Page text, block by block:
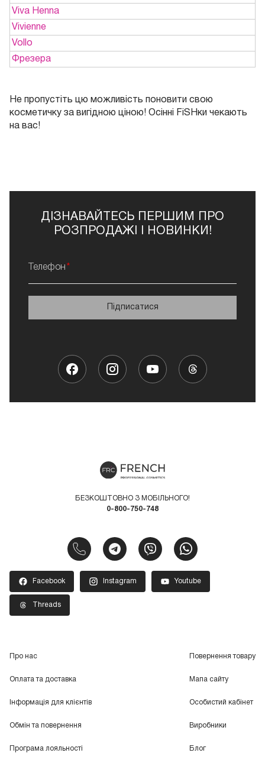
Viva Henna
Vivienne
Vollo
Фрезера
Не пропустіть цю можливість поновити свою
косметичку за вигідною ціною! Осінні FiSHки чекають
на вас!
ДІЗНАВАЙТЕСЬ ПЕРШИМ ПРО
РОЗПРОДАЖІ І НОВИНКИ!
Телефон
Підписатися
БЕЗКОШТОВНО З МОБІЛЬНОГО!
0-800-750-748
Facebook Instagram Youtube
Threads
Про нас
Оплата та доставка
Інформація для клієнтів
Обмін та повернення
Програма лояльності
Повернення товару
Мапа сайту
Особистий кабінет
Виробники
Блог